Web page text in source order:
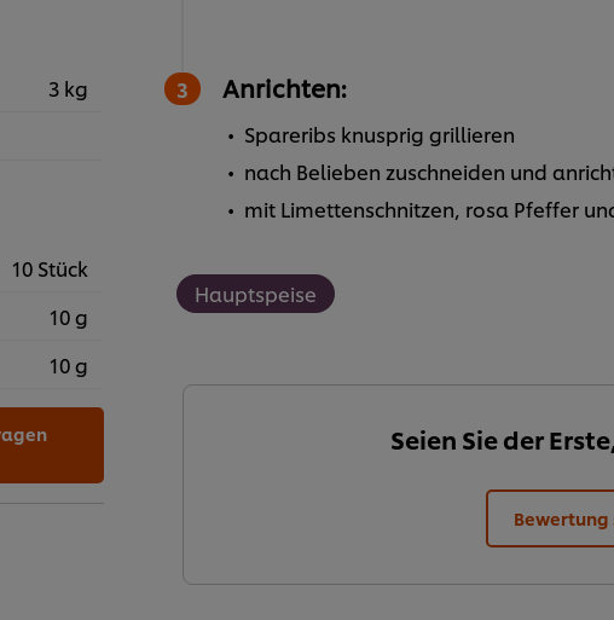
3 kg
10 Stück
10 g
10 g
Anrichten:
Spareribs knusprig grillieren
nach Belieben zuschneiden und
mit Limettenschnitzen, rosa Pfeffer
Hauptspeise
Seien Sie der
Bewertung